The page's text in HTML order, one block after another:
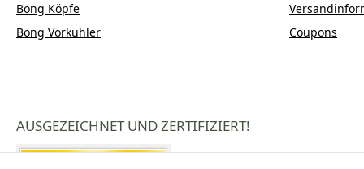
Bong Köpfe
Bong Vorkühler
Coupons
AUSGEZEICHNET UND ZERTIFIZIERT!